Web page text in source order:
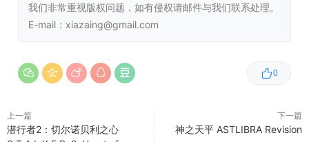
我们非常重视版权问题，如有侵权请邮件与我们联系处理。
E-mail：xiazaing@gmail.com
0
上一篇
潜行者2：切尔诺贝利之心
下一篇
神之天平 ASTLIBRA Revision